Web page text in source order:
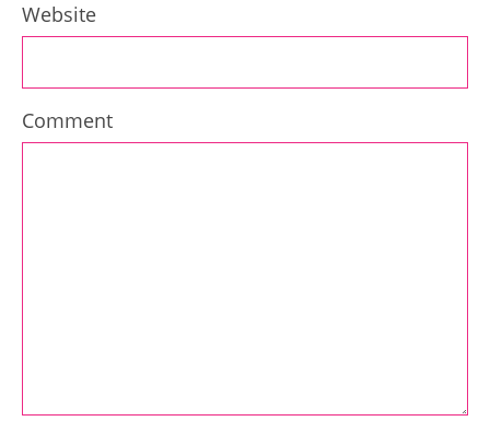
Website
Comment